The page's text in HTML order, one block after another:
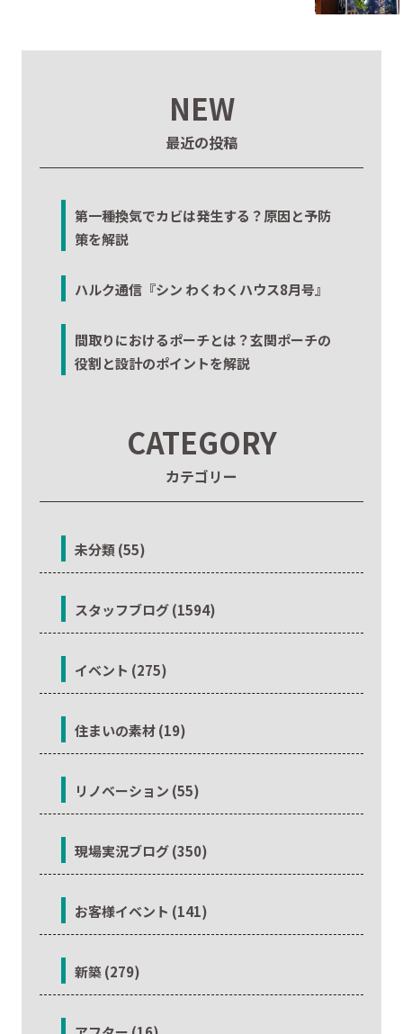
NEW
最近の投稿
第一種換気でカビは発生する？原因と予防
策を解説
ハルク通信『シン わくわくハウス8月号』
間取りにおけるポーチとは？玄関ポーチの
役割と設計のポイントを解説
CATEGORY
カテゴリー
未分類 (55)
スタッフブログ (1594)
イベント (275)
住まいの素材 (19)
リノベーション (55)
現場実況ブログ (350)
お客様イベント (141)
新築 (279)